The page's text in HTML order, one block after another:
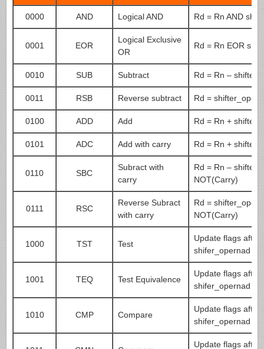
0000 AND Logical AND Rd = Rn AND
0001 EOR
Logical Exclusive
OR
Rd = Rn EOR
0010 SUB Subtract Rd = Rn –
0011 RSB Reverse subtract Rd =
0100 ADD Add Rd = Rn +
0101 ADC Add with carry Rd = Rn +
0110 SBC
Subract with
carry
Rd = Rn –
NOT(Carry)
0111 RSC
Reverse Subract
with carry
Rd =
NOT(Carry)
1000 TST Test
Update flags after
shifer_opernad
1001 TEQ Test Equivalence
Update flags after
shifer_opernad
1010 CMP Compare
Update flags after
shifer_opernad
Update flags after